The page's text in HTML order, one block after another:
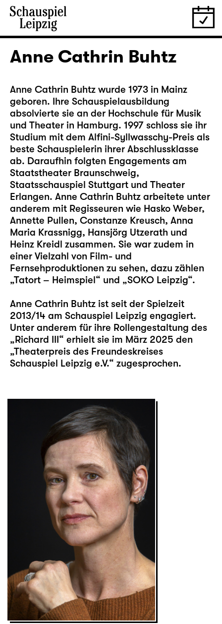
Anne Cathrin Buhtz
Anne Cathrin Buhtz wurde 1973 in Mainz
geboren. Ihre Schauspielausbildung
absolvierte sie an der Hochschule für Musik
und Theater in Hamburg. 1997 schloss sie ihr
Studium mit dem Alfini-Syllwasschy-Preis als
beste Schauspielerin ihrer Abschlussklasse
ab. Daraufhin folgten Engagements am
Staatstheater Braunschweig,
Staatsschauspiel Stuttgart und Theater
Erlangen. Anne Cathrin Buhtz arbeitete unter
anderem mit Regisseuren wie Hasko Weber,
Annette Pullen, Constanze Kreusch, Anna
Maria Krassnigg, Hansjörg Utzerath und
Heinz Kreidl zusammen. Sie war zudem in
einer Vielzahl von Film- und
Fernsehproduktionen zu sehen, dazu zählen
„Tatort – Heimspiel“ und „SOKO Leipzig“.
Anne Cathrin Buhtz ist seit der Spielzeit
2013/14 am Schauspiel Leipzig engagiert.
Unter anderem für ihre Rollengestaltung des
„Richard III“ erhielt sie im März 2025 den
„Theaterpreis des Freundeskreises
Schauspiel Leipzig e.V.“ zugesprochen.